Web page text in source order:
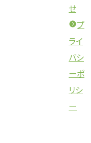
せ
プ
ライ
バシ
ーポ
リシ
ー